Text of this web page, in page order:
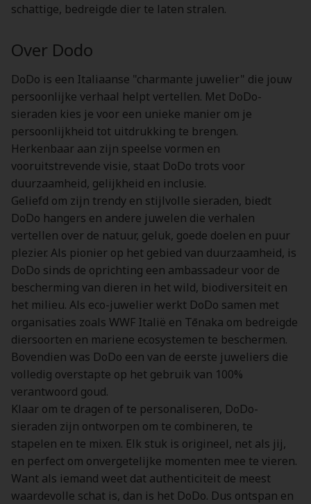
schattige, bedreigde dier te laten stralen.
Over Dodo
DoDo is een Italiaanse "charmante juwelier" die jouw
persoonlijke verhaal helpt vertellen. Met DoDo-
sieraden kies je voor een unieke manier om je
persoonlijkheid tot uitdrukking te brengen.
Herkenbaar aan zijn speelse vormen en
vooruitstrevende visie, staat DoDo trots voor
duurzaamheid, gelijkheid en inclusie.
Geliefd om zijn trendy en stijlvolle sieraden, biedt
DoDo hangers en andere juwelen die verhalen
vertellen over de natuur, geluk, goede doelen en puur
plezier. Als pionier op het gebied van duurzaamheid, is
DoDo sinds de oprichting een ambassadeur voor de
bescherming van dieren in het wild, biodiversiteit en
het milieu. Als eco-juwelier werkt DoDo samen met
organisaties zoals WWF Italië en Tēnaka om bedreigde
diersoorten en mariene ecosystemen te beschermen.
Bovendien was DoDo een van de eerste juweliers die
volledig overstapte op het gebruik van 100%
verantwoord goud.
Klaar om te dragen of te personaliseren, DoDo-
sieraden zijn ontworpen om te combineren, te
stapelen en te mixen. Elk stuk is origineel, net als jij,
en perfect om onvergetelijke momenten mee te vieren.
Want als iemand weet dat authenticiteit de meest
waardevolle schat is, dan is het DoDo. Dus ontspan en